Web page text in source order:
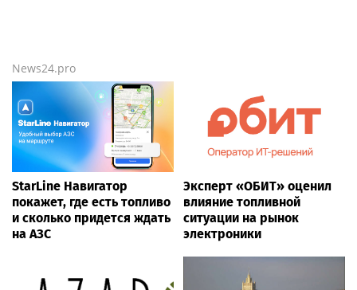
News24.pro
StarLine Навигатор
покажет, где есть топливо
и сколько придется ждать
на АЗС
Эксперт «ОБИТ» оценил
влияние топливной
ситуации на рынок
электроники